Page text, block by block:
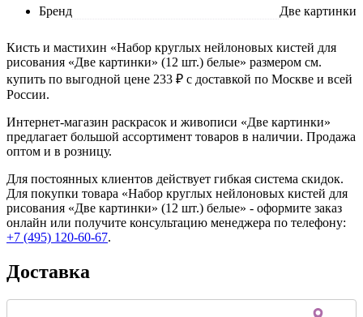
Бренд
Две картинки
Кисть и мастихин «Набор круглых нейлоновых кистей для
рисования «Две картинки» (12 шт.) белые» размером см.
купить по выгодной цене 233 ₽ с доставкой по Москве и всей
России.
Интернет-магазин раскрасок и живописи «Две картинки»
предлагает большой ассортимент товаров в наличии. Продажа
оптом и в розницу.
Для постоянных клиентов действует гибкая система скидок.
Для покупки товара «Набор круглых нейлоновых кистей для
рисования «Две картинки» (12 шт.) белые» - оформите заказ
онлайн или получите консультацию менеджера по телефону:
+7 (495) 120-60-67.
Доставка